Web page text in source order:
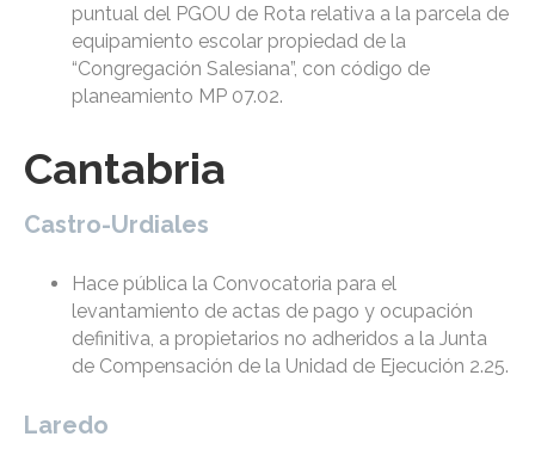
puntual del PGOU de Rota relativa a la parcela de
equipamiento escolar propiedad de la
“Congregación Salesiana”, con código de
planeamiento MP 07.02.
Cantabria
Castro-Urdiales
Hace pública la Convocatoria para el
levantamiento de actas de pago y ocupación
definitiva, a propietarios no adheridos a la Junta
de Compensación de la Unidad de Ejecución 2.25.
Laredo